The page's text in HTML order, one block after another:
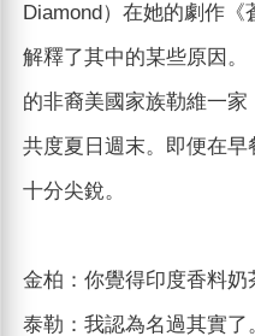
Diamond）在她的劇作《
解釋了其中的某些原因
的非裔美國家族勒維一
共度夏日週末。即便在
十分尖銳。
金柏：你覺得印度香料奶
泰勒：我認為名過其實